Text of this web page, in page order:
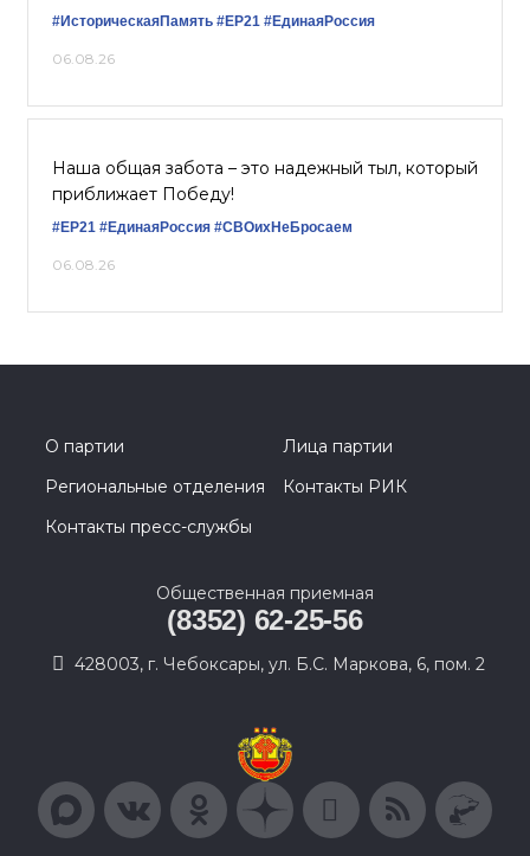
#ИсторическаяПамять #ЕР21 #ЕдинаяРоссия
06.08.26
Наша общая забота – это надежный тыл, который
приближает Победу!
#ЕР21 #ЕдинаяРоссия #СВОихНеБросаем
06.08.26
О партии
Лица партии
Региональные отделения
Контакты РИК
Контакты пресс-службы
Общественная приемная
(8352) 62-25-56
428003, г. Чебоксары, ул. Б.С. Маркова, 6, пом. 2